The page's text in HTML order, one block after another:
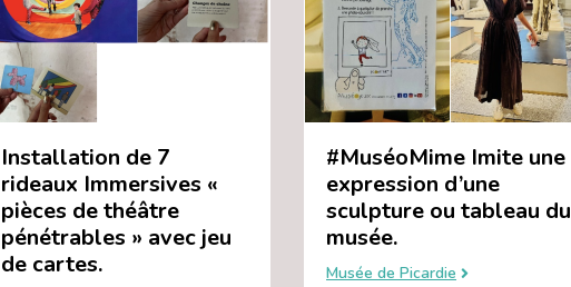
Installation de 7
rideaux Immersives «
pièces de théâtre
pénétrables » avec jeu
de cartes.
#MuséoMime Imite une
expression d’une
sculpture ou tableau du
musée.
Musée de Picardie